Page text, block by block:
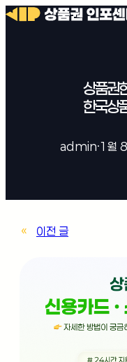
상품권
한국상
admin·1월
«
이전 글